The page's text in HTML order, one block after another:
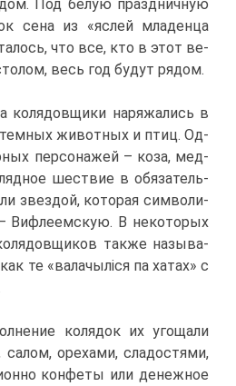
Под бе­лую празд­нич­ную
се­на из «яс­лей мла­ден­ца
что все, кто в этот ве­
весь год бу­дут ря­дом.
ко­ля­дов­щи­ки на­ря­жа­лись в
жи­вот­ных и птиц. Од­
пер­со­на­жей – ко­за, мед­
ше­ствие в обя­за­тель­
звез­дой, ко­то­рая сим­во­ли­
Виф­ле­ем­скую. В неко­то­рых
та­к­же на­зы­ва­
те «ва­ла­чыліся па ха­тах» с
ко­ля­док их уго­ща­ли
оре­ха­ми, сла­до­стя­ми,
кон­фе­ты или де­неж­ное